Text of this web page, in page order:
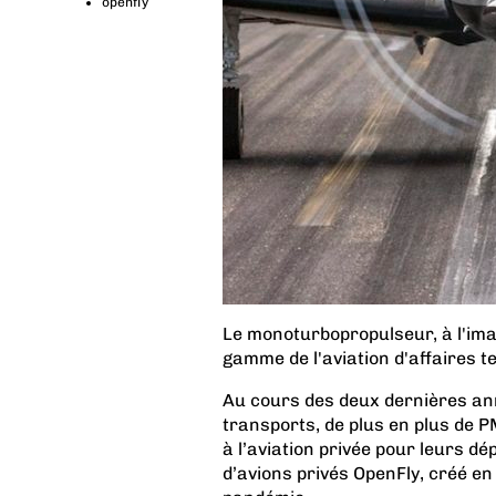
Le monoturbopropulseur, à
gamme de l'aviation d'affaires
Au cours des deux dernières
transports, de plus en plus de
à l’aviation privée pour leurs
d’avions privés OpenFly, créé